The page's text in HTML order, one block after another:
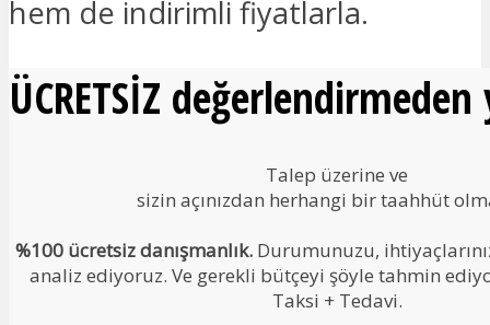
hem de indirimli fiyatlarla.
ÜCRETSİZ
Talep üzerine ve
sizin açınızdan herhangi bir taahhüt
%100 ücretsiz danışmanlık. Durumunuzu,
analiz ediyoruz. Ve gerekli bütçeyi şöyle tahmin
Taksi + Tedavi.